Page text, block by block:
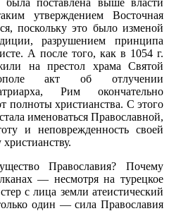
утверждением Восточная
поскольку это было изменой
разрушением принципа
А после того, как в 1054 г.
на престол храма Святой
акт об отлучении
Рим окончательно
полноты христианства. С этого
именоваться Православной,
и неповрежденность своей
Православия? Почему
— несмотря на турецкое
с лица земли атеистический
один — сила Православия